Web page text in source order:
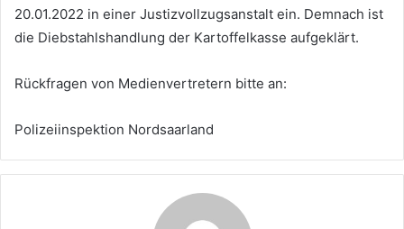
20.01.2022 in einer Justizvollzugsanstalt ein. Demnach ist
die Diebstahlshandlung der Kartoffelkasse aufgeklärt.
Rückfragen von Medienvertretern bitte an:
Polizeiinspektion Nordsaarland